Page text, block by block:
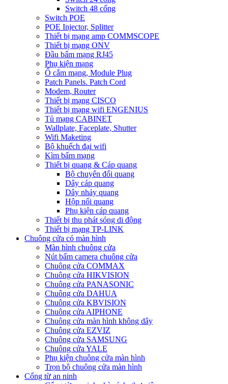
Switch 48 cổng
Switch POE
POE Injector, Splitter
Thiết bị mạng amp COMMSCOPE
Thiết bị mạng ONV
Đầu bấm mạng RJ45
Phụ kiện mạng
Ổ cắm mạng, Module Plug
Patch Panels. Patch Cord
Modem, Router
Thiết bị mạng CISCO
Thiết bị mạng wifi ENGENIUS
Tủ mạng CABINET
Wallplate, Faceplate, Shutter
Wifi Maketing
Bộ khuếch đại wifi
Kìm bấm mạng
Thiết bị quang & Cáp quang
Bộ chuyển đổi quang
Dây cáp quang
Dây nhảy quang
Hộp nối quang
Phụ kiện cáp quang
Thiết bị thu phát sóng di động
Thiết bị mạng TP-LINK
Chuông cửa có màn hình
Màn hình chuông cửa
Nút bấm camera chuông cửa
Chuông cửa COMMAX
Chuông cửa HIKVISION
Chuông cửa PANASONIC
Chuông cửa DAHUA
Chuông cửa KBVISION
Chuông cửa AIPHONE
Chuông cửa màn hình không dây
Chuông cửa EZVIZ
Chuông cửa SAMSUNG
Chuông cửa YALE
Phụ kiện chuông cửa màn hình
Trọn bộ chuông cửa màn hình
Cổng từ an ninh